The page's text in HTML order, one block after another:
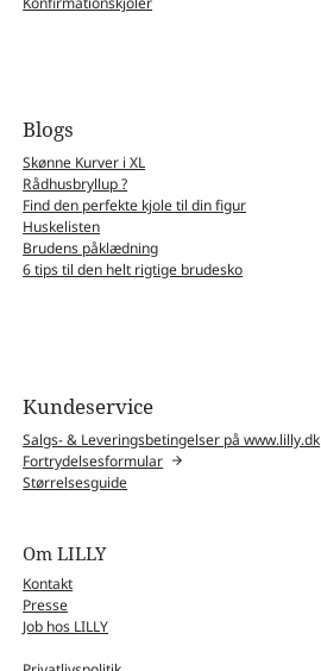
Blogs
Skønne Kurver i XL
Rådhusbryllup ?
Find den perfekte kjole til din figur
Huskelisten
Brudens påklædning
6 tips til den helt rigtige brudesko
Kundeservice
Salgs- & Leveringsbetingelser på www.lilly.dk
Fortrydelsesformular
Størrelsesguide
Om LILLY
Kontakt
Presse
Job hos LILLY